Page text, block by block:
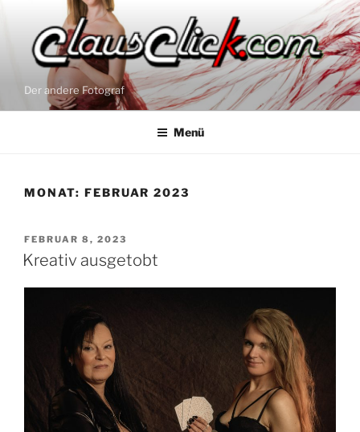
springen
Der andere Fotograf
Menü
MONAT: FEBRUAR 2023
VERÖFFENTLICHT
AM
FEBRUAR 8, 2023
Kreativ ausgetobt